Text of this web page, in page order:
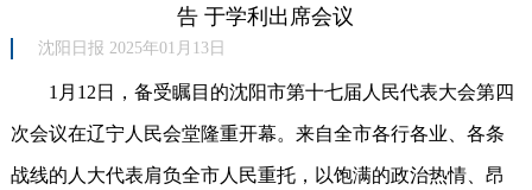
告 于学利出席会议
沈阳日报 2025年01月13日
1月12日，备受瞩目的沈阳市第十七届人民代表大会第四
次会议在辽宁人民会堂隆重开幕。来自全市各行各业、各条
战线的人大代表肩负全市人民重托，以饱满的政治热情、昂